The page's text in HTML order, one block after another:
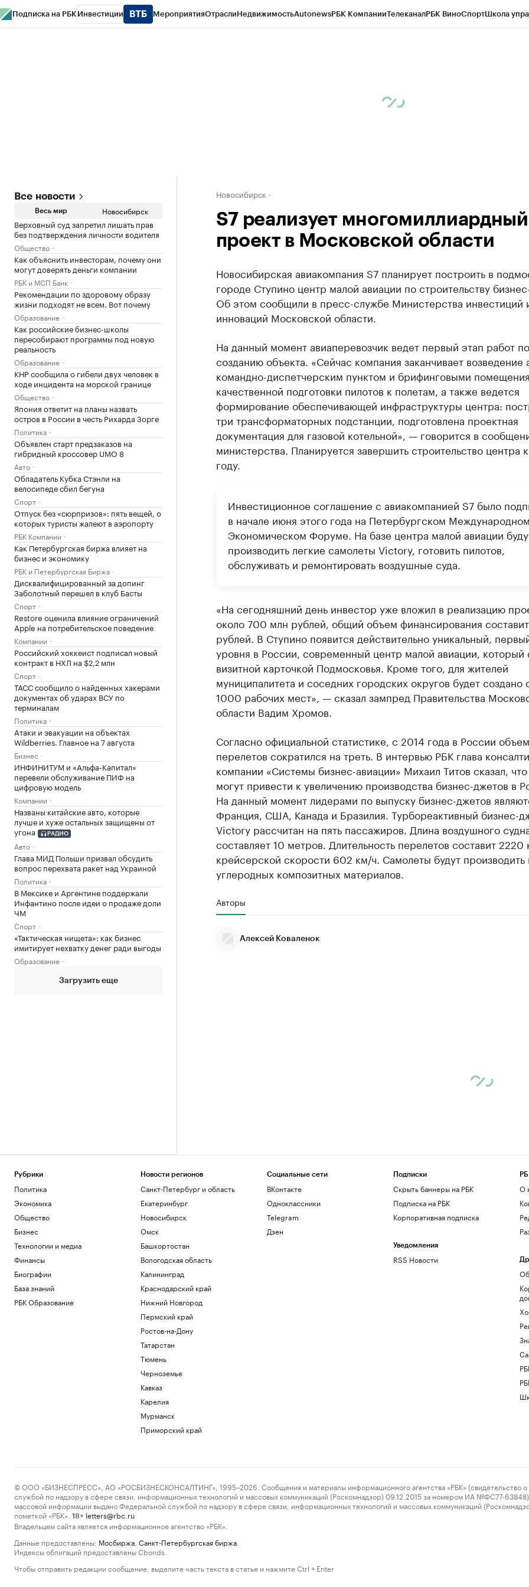
Подписка на РБК Инвестиции МероприятияОтраслиНедвижимостьAutonewsРБК КомпанииТелеканалРБК ВиноСпортШкола
Все новости
Весь мир Новосибирск
Верховный суд запретил лишать прав
без подтверждения личности водителя
Общество
Как объяснить инвесторам, почему они
могут доверять деньги компании
РБК и МСП Банк
Рекомендации по здоровому образу
жизни подходят не всем. Вот почему
Образование
Как российские бизнес-школы
пересобирают программы под новую
реальность
Образование
КНР сообщила о гибели двух человек в
ходе инцидента на морской границе
Общество
Япония ответит на планы назвать
остров в России в честь Рихарда Зорге
Политика
Объявлен старт предзаказов на
гибридный кроссовер UMO 8
Авто
Обладатель Кубка Стэнли на
велосипеде сбил бегуна
Спорт
Отпуск без «сюрпризов»: пять вещей, о
которых туристы жалеют в аэропорту
РБК Компании
Как Петербургская биржа влияет на
бизнес и экономику
РБК и Петербургская Биржа
Дисквалифицированный за допинг
Заболотный перешел в клуб Басты
Спорт
Restore оценила влияние ограничений
Apple на потребительское поведение
Компании
Российский хоккеист подписал новый
контракт в НХЛ на $2,2 млн
Спорт
ТАСС сообщило о найденных хакерами
документах об ударах ВСУ по
терминалам
Политика
Атаки и эвакуации на объектах
Wildberries. Главное на 7 августа
Бизнес
ИНФИНИТУМ и «Альфа-Капитал»
перевели обслуживание ПИФ на
цифровую модель
Компании
Названы китайские авто, которые
лучше и хуже остальных защищены от
угона
РАДИО
Авто
Глава МИД Польши призвал обсудить
вопрос перехвата ракет над Украиной
Политика
В Мексике и Аргентине поддержали
Инфантино после идеи о продаже доли
ЧМ
Спорт
«Тактическая нищета»: как бизнес
имитирует нехватку денег ради выгоды
Образование
Загрузить еще
Новосибирск
S7 реализует многомиллиардный
проект в Московской области
Новосибирская авиакомпания S7 планирует построить в
городе Ступино центр малой авиации по строительству
Об этом сообщили в пресс-службе Министерства инвестиций
инноваций Московской области.
На данный момент авиаперевозчик ведет первый этап работ по
созданию объекта. «Сейчас компания заканчивает возведение
командно-диспетчерским пунктом и брифинговыми
качественной подготовки пилотов к полетам, а также ведется
формирование обеспечивающей инфраструктуры центра:
три трансформаторных подстанции, подготовлена проектная
документация для газовой котельной», — говорится в
министерства. Планируется завершить строительство центра
году.
Инвестиционное соглашение с авиакомпанией S7 было
в начале июня этого года на Петербургском Международном
Экономическом Форуме. На базе центра малой авиации
производить легкие самолеты Victory, готовить пилотов,
обслуживать и ремонтировать воздушные суда.
«На сегодняшний день инвестор уже вложил в реализацию
около 700 млн рублей, общий объем финансирования
рублей. В Ступино появится действительно уникальный,
уровня в России, современный центр малой авиации, который
визитной карточкой Подмосковья. Кроме того, для жителей
муниципалитета и соседних городских округов будет создано
1000 рабочих мест», — сказал зампред Правительства
области Вадим Хромов.
Согласно официальной статистике, с 2014 года в России
перелетов сократился на треть. В интервью РБК глава
компании «Системы бизнес-авиации» Михаил Титов сказал,
могут привести к увеличению производства бизнес-джетов в
На данный момент лидерами по выпуску бизнес-джетов
Франция, США, Канада и Бразилия. Турбореактивный бизнес-
Victory рассчитан на пять пассажиров. Длина воздушного
составляет 10 метров. Длительность перелетов составит 2220
крейсерской скорости 602 км/ч. Самолеты будут производить
углеродных композитных материалов.
Авторы
Алексей Коваленок
Рубрики
Политика
Экономика
Общество
Бизнес
Технологии и медиа
Финансы
Биографии
База знаний
РБК Образование
Новости регионов
Санкт-Петербург и область
Екатеринбург
Новосибирск
Омск
Башкортостан
Вологодская область
Калининград
Краснодарский край
Нижний Новгород
Пермский край
Ростов-на-Дону
Татарстан
Тюмень
Черноземье
Кавказ
Карелия
Мурманск
Приморский край
Социальные сети
ВКонтакте
Одноклассники
Telegram
Дзен
Подписки
Скрыть баннеры на РБК
Подписка на РБК
Корпоративная подписка
Уведомления
RSS Новости
О
© ООО «БИЗНЕСПРЕСС», АО «РОСБИЗНЕСКОНСАЛТИНГ», 1995–2026. Сообщения и материалы информационного агентства «РБК» (свидетельство о
службой по надзору в сфере связи, информационных технологий и массовых коммуникаций (Роскомнадзор) 09.12.2015 за номером ИА №ФС77-63848)
массовой информации выдано Федеральной службой по надзору в сфере связи, информационных технологий и массовых коммуникаций
пометкой «РБК».
18+ letters@rbc.ru
Владельцем сайта является информационное агентство «РБК».
Данные предоставлены: Мосбиржа Санкт-Петербургская биржа
Индексы облигаций предоставлены Cbonds.
Чтобы отправить редакции сообщение, выделите часть текста в статье и нажмите Ctrl + Enter